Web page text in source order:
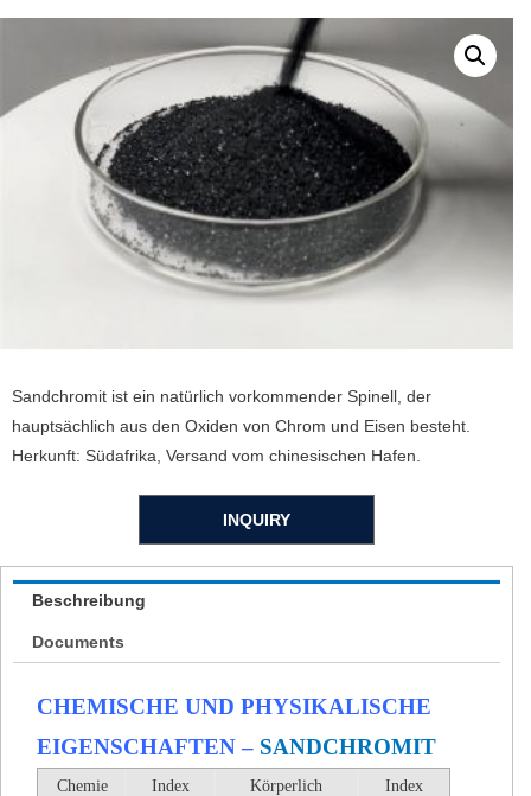
Sandchromit ist ein natürlich vorkommender Spinell, der
hauptsächlich aus den Oxiden von Chrom und Eisen besteht.
Herkunft: Südafrika, Versand vom chinesischen Hafen.
INQUIRY
Beschreibung
Documents
CHEMISCHE UND PHYSIKALISCHE
EIGENSCHAFTEN – SANDCHROMIT
Chemie Index Körperlich Index